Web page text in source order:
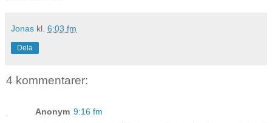
Jonas kl. 6:03 fm
Dela
4 kommentarer:
Anonym 9:16 fm